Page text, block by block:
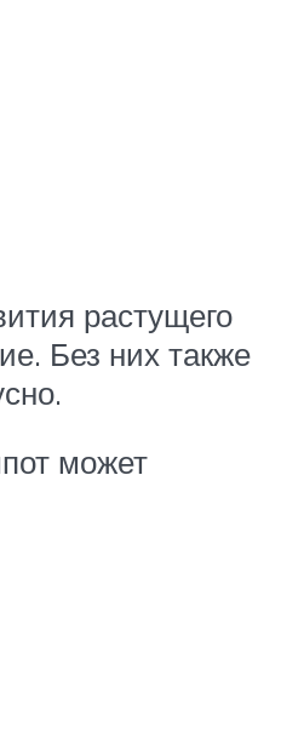
растущего
Без них также
может